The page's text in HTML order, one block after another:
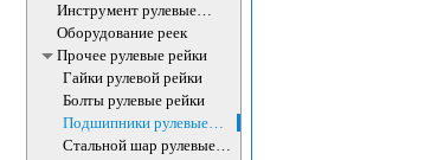
Инструмент рулевые
рейки
Оборудование реек
Прочее рулевые рейки
Гайки рулевой рейки
Болты рулевые рейки
Подшипники рулевые
рейки
Стальной шар рулевые